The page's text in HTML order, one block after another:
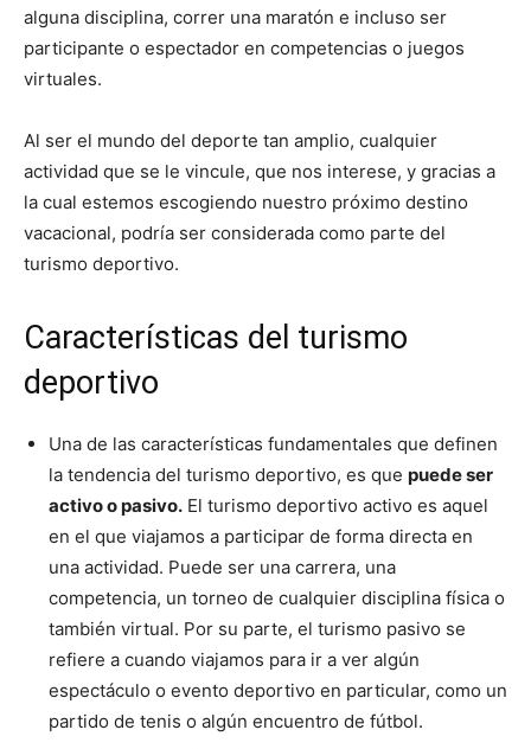
alguna disciplina, correr una maratón e incluso ser
participante o espectador en competencias o juegos
virtuales.
Al ser el mundo del deporte tan amplio, cualquier
actividad que se le vincule, que nos interese, y gracias a
la cual estemos escogiendo nuestro próximo destino
vacacional, podría ser considerada como parte del
turismo deportivo.
Características del turismo
deportivo
Una de las características fundamentales que definen
la tendencia del turismo deportivo, es que puede ser
activo o pasivo. El turismo deportivo activo es aquel
en el que viajamos a participar de forma directa en
una actividad. Puede ser una carrera, una
competencia, un torneo de cualquier disciplina física o
también virtual. Por su parte, el turismo pasivo se
refiere a cuando viajamos para ir a ver algún
espectáculo o evento deportivo en particular, como un
partido de tenis o algún encuentro de fútbol.